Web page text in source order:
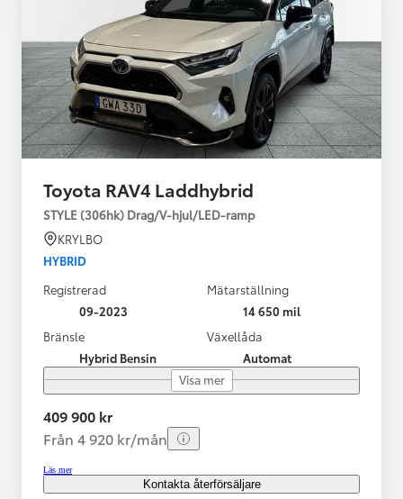
Toyota RAV4 Laddhybrid
STYLE (306hk) Drag/V-hjul/LED-ramp
KRYLBO
HYBRID
Registrerad
09-2023
Mätarställning
14 650 mil
Bränsle
Hybrid Bensin
Växellåda
Automat
Visa mer
409 900 kr
Från 4 920 kr/mån
Läs mer
Kontakta återförsäljare